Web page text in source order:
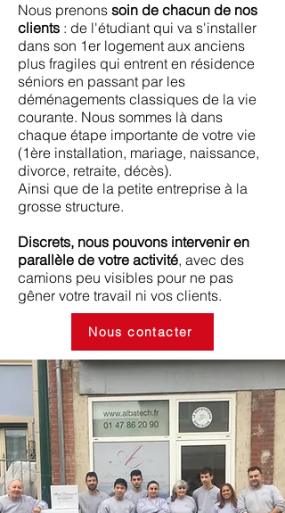
Nous prenons soin de chacun de nos
clients : de l'étudiant qui va s'installer
dans son 1er logement aux anciens
plus fragiles qui entrent en résidence
séniors en passant par les
déménagements classiques de la vie
courante. Nous sommes là dans
chaque étape importante de votre vie
(1ère installation, mariage, naissance,
divorce, retraite, décès).
Ainsi que de la petite entreprise à la
grosse structure.
Discrets, nous pouvons intervenir en
parallèle de votre activité, avec des
camions peu visibles pour ne pas
gêner votre travail ni vos clients.
Nous contacter